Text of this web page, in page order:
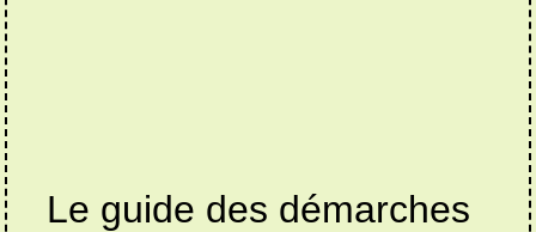
Le guide des démarches